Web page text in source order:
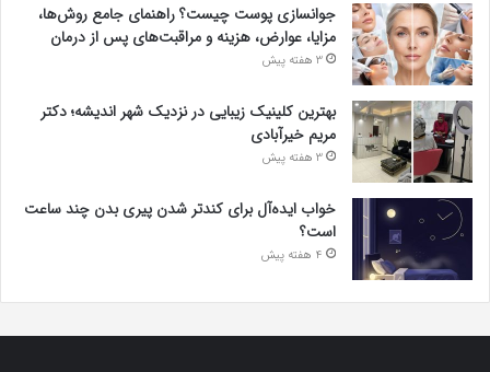
جوانسازی پوست چیست؟ راهنمای جامع روش‌ها،
مزایا، عوارض، هزینه و مراقبت‌های پس از درمان
3 هفته پیش
بهترین کلینیک زیبایی در نزدیک شهر اندیشه؛ دکتر
مریم خیرآبادی
3 هفته پیش
خواب ایده‌آل برای کندتر شدن پیری بدن چند ساعت
است؟
4 هفته پیش